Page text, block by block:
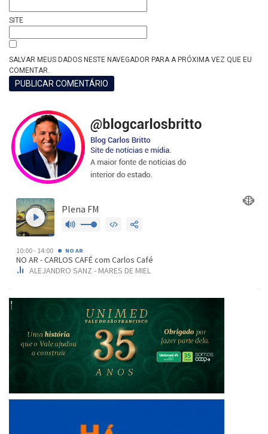
SITE
SALVAR MEUS DADOS NESTE NAVEGADOR PARA A PRÓXIMA VEZ QUE EU
COMENTAR.